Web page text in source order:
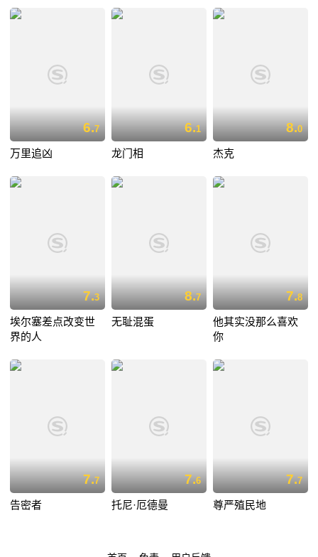
6.7
万里追凶
6.1
龙门相
8.0
杰克
7.3
埃尔塞差点改变世
界的人
8.7
无耻混蛋
7.8
他其实没那么喜欢
你
7.7
告密者
7.6
托尼·厄德曼
7.7
尊严殖民地